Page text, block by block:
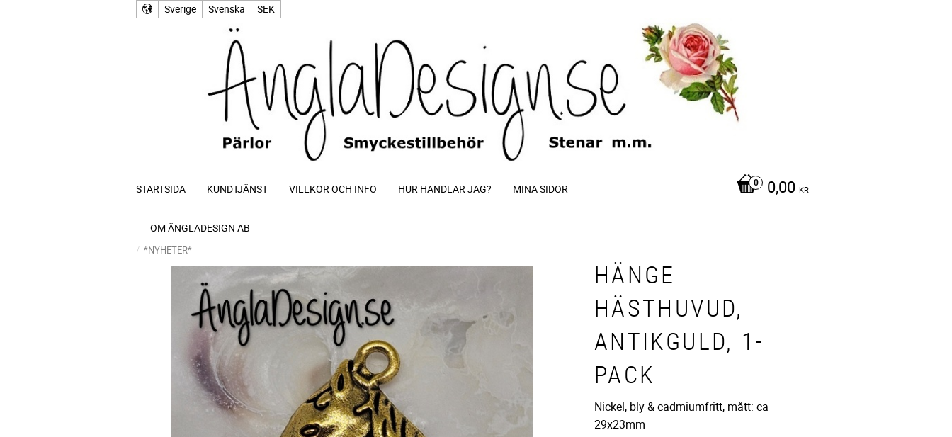
Sverige Svenska SEK
0,00 KR
STARTSIDA KUNDTJÄNST VILLKOR OCH INFO HUR HANDLAR JAG? MINA SIDOR
OM ÄNGLADESIGN AB
*NYHETER*
HÄNGE
HÄSTHUVUD,
ANTIKGULD, 1-
PACK
Nickel, bly & cadmiumfritt, mått: ca
29x23mm